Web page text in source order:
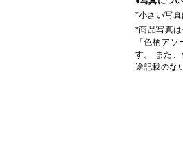
*小さい写
*商品写真
「色柄ア
す。 また
途記載のな